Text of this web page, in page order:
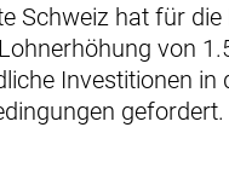
Schweiz hat für
von
Investitionen in
gefordert.